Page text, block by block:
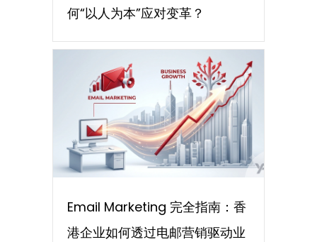
何“以人为本”应对变革？
Email Marketing 完全指南：香
港企业如何透过电邮营销驱动业